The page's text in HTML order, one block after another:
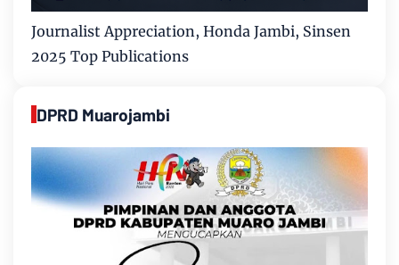
Journalist Appreciation, Honda Jambi, Sinsen
2025 Top Publications
DPRD Muarojambi